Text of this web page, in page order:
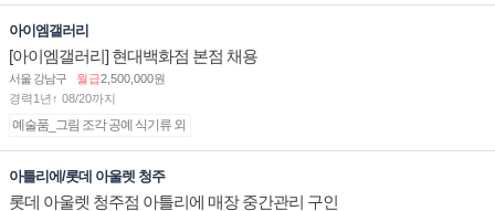
아이엠갤러리
[아이엠갤러리] 현대백화점 본점 채용
서울 강남구 월급2,500,000원
경력1년↑ 08/20까지
예술품_그림 조각 공예 식기류 외
아틀리에/롯데 아울렛 청주
롯데 아울렛 청주점 아틀리에 매장 중간관리 구인